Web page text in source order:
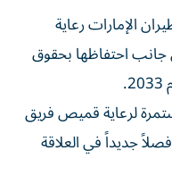
الإمارات رعاية
احتفاظها بحقوق
لرعاية قميص فريق
جديداً في العلاقة